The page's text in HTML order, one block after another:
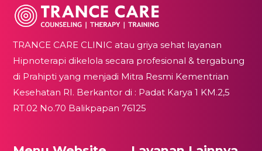
TRANCE CARE CLINIC atau griya sehat layanan
Hipnoterapi dikelola secara profesional & tergabung
di Prahipti yang menjadi Mitra Resmi Kementrian
Kesehatan RI. Berkantor di : Padat Karya 1 KM.2,5
RT.02 No.70 Balikpapan 76125